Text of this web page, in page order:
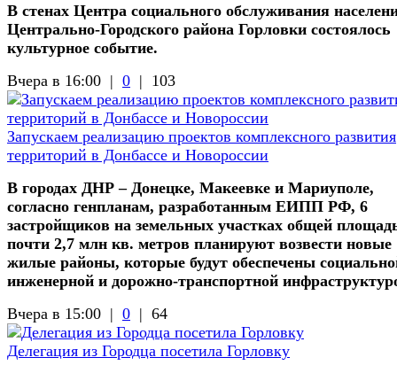
В стенах Центра социального обслуживания
Центрально-Городского района Горловки состоялось
культурное событие.
Вчера в 16:00 | 0 | 103
Запускаем реализацию проектов комплексного развития
территорий в Донбассе и Новороссии
В городах ДНР – Донецке, Макеевке и Мариуполе,
согласно генпланам, разработанным ЕИПП РФ, 6
застройщиков на земельных участках общей
почти 2,7 млн кв. метров планируют возвести новые
жилые районы, которые будут обеспечены
инженерной и дорожно-транспортной
Вчера в 15:00 | 0 | 64
Делегация из Городца посетила Горловку